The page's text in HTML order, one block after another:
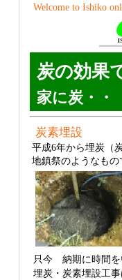
Welcome to Ishiko
炭の効果
家に炭・・
炭素埋設
平成6年から埋炭（
地鎮祭のようなもの
只今 納期に時間を
埋炭・炭素埋設工